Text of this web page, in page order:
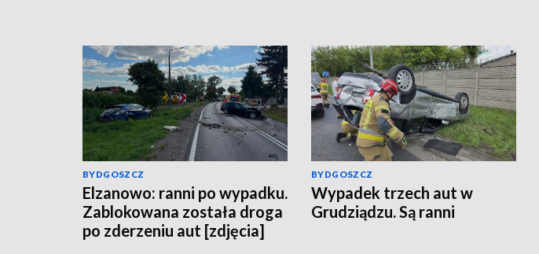
BYDGOSZCZ
Elzanowo: ranni po wypadku.
Zablokowana została droga
po zderzeniu aut [zdjęcia]
BYDGOSZCZ
Wypadek trzech aut w
Grudziądzu. Są ranni